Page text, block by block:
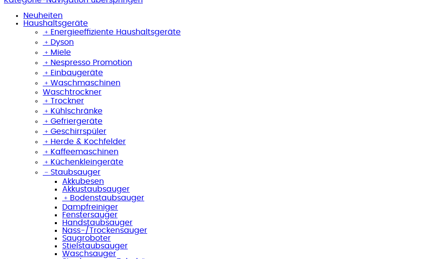
Neuheiten
Haushaltsgeräte
﹢ Energieeffiziente Haushaltsgeräte
﹢ Dyson
﹢ Miele
﹢ Nespresso Promotion
﹢ Einbaugeräte
﹢ Waschmaschinen
Waschtrockner
﹢ Trockner
﹢ Kühlschränke
﹢ Gefriergeräte
﹢ Geschirrspüler
﹢ Herde & Kochfelder
﹢ Kaffeemaschinen
﹢ Küchenkleingeräte
﹣ Staubsauger
Akkubesen
Akkustaubsauger
﹢ Bodenstaubsauger
Dampfreiniger
Fenstersauger
Handstaubsauger
Nass-/Trockensauger
Saugroboter
Stielstaubsauger
Waschsauger